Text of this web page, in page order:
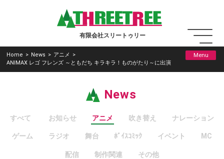
有限会社スリートゥリー
Menu
Home > News > アニメ
>
ANIMAX レゴ フレンズ ～ともだち キラキラ！ものがたり～に出演
News
すべて お知らせ アニメ 吹き替え ナレーション
ゲーム ラジオ 舞台 ﾎﾞｲｽｺﾐｯｸ イベント MC
配信 制作関連 その他